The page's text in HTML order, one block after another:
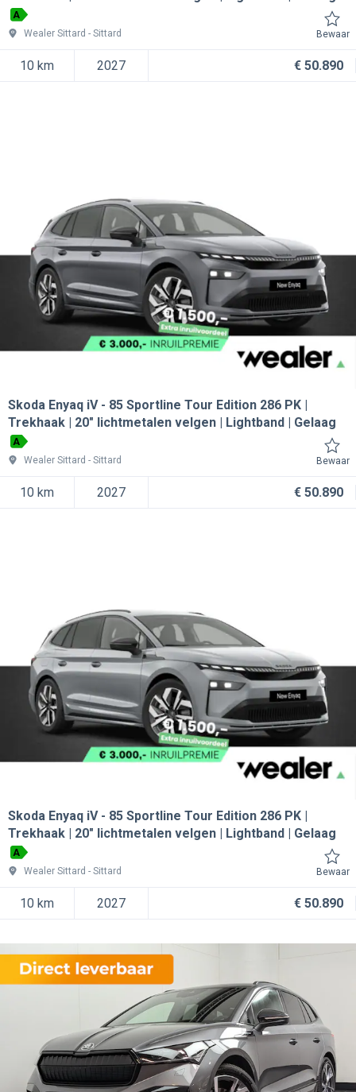
A
Wealer Sittard
Sittard Bewaar
10 km 2027 € 50.890
Skoda Enyaq iV
85 Sportline Tour Edition 286 PK |
Trekhaak | 20" lichtmetalen velgen | Lightband | Gelaag
A
Wealer Sittard
Sittard Bewaar
10 km 2027 € 50.890
Skoda Enyaq iV
85 Sportline Tour Edition 286 PK |
Trekhaak | 20" lichtmetalen velgen | Lightband | Gelaag
A
Wealer Sittard
Sittard Bewaar
10 km 2027 € 50.890